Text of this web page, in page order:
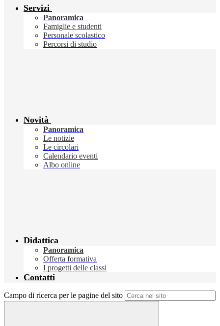
Servizi
Panoramica
Famiglie e studenti
Personale scolastico
Percorsi di studio
Novità
Panoramica
Le notizie
Le circolari
Calendario eventi
Albo online
Didattica
Panoramica
Offerta formativa
I progetti delle classi
Contatti
Campo di ricerca per le pagine del sito